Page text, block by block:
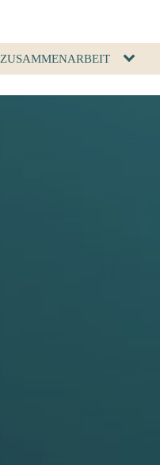
ZUSAMMENARBEIT